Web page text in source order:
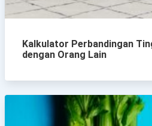
Kalkulator Perbandingan
dengan Orang Lain